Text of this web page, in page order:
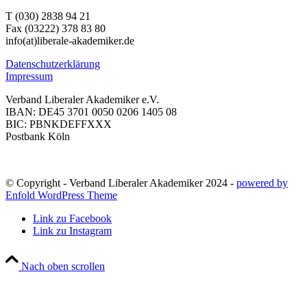
T (030) 2838 94 21
Fax (03222) 378 83 80
info(at)liberale-akademiker.de
Datenschutzerklärung
Impressum
Verband Liberaler Akademiker e.V.
IBAN: DE45 3701 0050 0206 1405 08
BIC: PBNKDEFFXXX
Postbank Köln
© Copyright - Verband Liberaler Akademiker 2024 - powered by
Enfold WordPress Theme
Link zu Facebook
Link zu Instagram
Nach oben scrollen